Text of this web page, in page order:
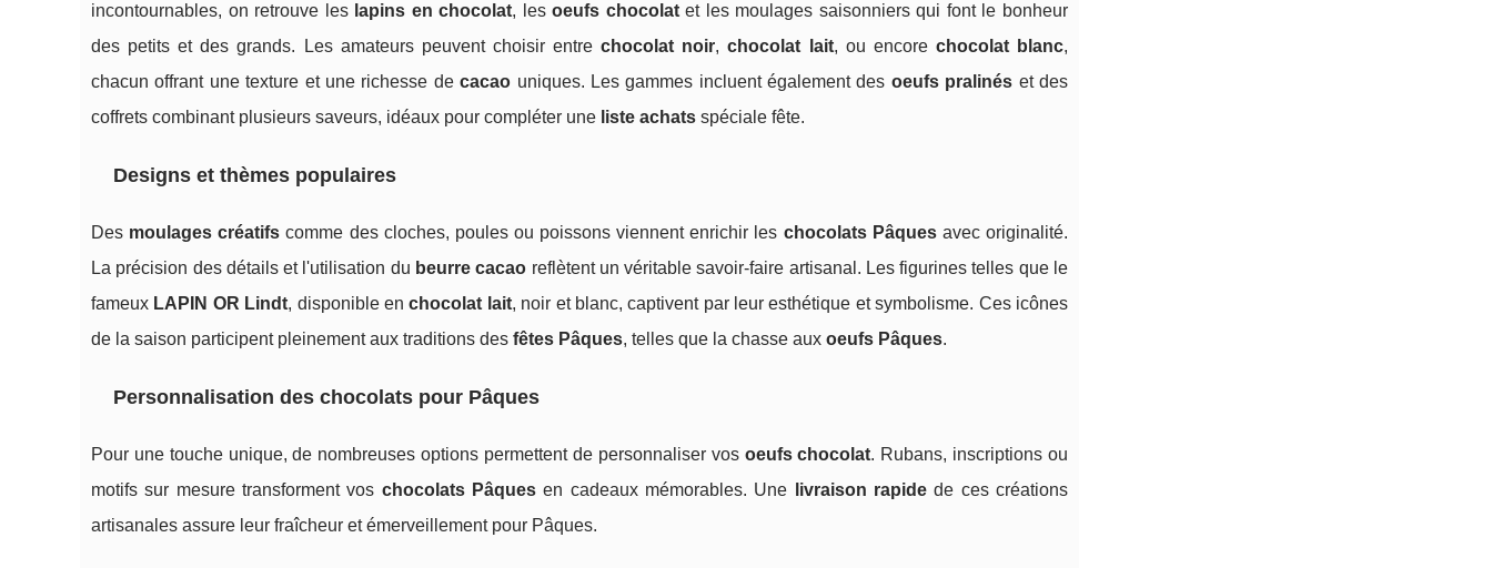
incontournables, on retrouve les lapins en chocolat, lesoeufs chocolatet les moulages saisonniers qui font le bonheur
des petits et des grands. Les amateurs peuvent choisir entrechocolat noir,chocolat lait, ou encore chocolat blanc,
chacun offrant une texture et une richesse decacao uniques. Les gammes incluent également des oeufs pralinés et des
coffrets combinant plusieurs saveurs, idéaux pour compléter une liste achats spéciale fête.
Designs et thèmes populaires
Des moulages créatifs comme des cloches, poules ou poissons viennent enrichir les chocolats Pâquesavec originalité.
La précision des détails et l'utilisation du beurre cacao reflètent un véritable savoir-faire artisanal. Les figurines telles que le
fameux LAPIN OR Lindt, disponible enchocolat lait, noir et blanc, captivent par leur esthétique et symbolisme. Ces icônes
de la saison participent pleinement aux traditions des fêtes Pâques, telles que la chasse aux oeufs Pâques.
Personnalisation des chocolats pour Pâques
Pour une touche unique, de nombreuses options permettent de personnaliser vos oeufs chocolat. Rubans, inscriptions ou
motifs sur mesure transforment vos chocolats Pâques en cadeaux mémorables. Une livraison rapide de ces créations
artisanales assure leur fraîcheur et émerveillement pour Pâques.